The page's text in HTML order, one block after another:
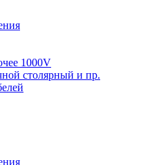
1000V
столярный и пр.